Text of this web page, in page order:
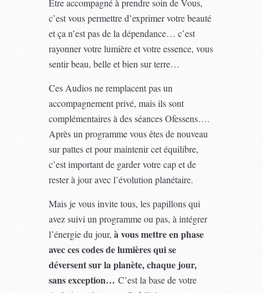
c’est vous permettre d’exprimer votre beauté
et ça n’est pas de la dépendance… c’est
rayonner votre lumière et votre essence, vous
sentir beau, belle et bien sur terre…
Ces Audios ne remplacent pas un
accompagnement privé, mais ils sont
complémentaires à des séances Ofessens….
Après un programme vous êtes de nouveau
sur pattes et pour maintenir cet équilibre,
c’est important de garder votre cap et de
rester à jour avec l’évolution planétaire.
Mais je vous invite tous, les papillons qui
avez suivi un programme ou pas, à intégrer
l’énergie du jour, à vous mettre en phase
avec ces codes de lumières qui se
déversent sur la planète, chaque jour,
sans exception… C’est la base de votre